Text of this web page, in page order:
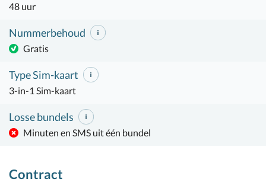
48 uur
Nummerbehoud
Gratis
Type Sim-kaart
3-in-1 Sim-kaart
Losse bundels
Minuten en SMS uit één bundel
Contract